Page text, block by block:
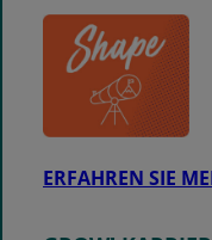
ERFAHREN SIE